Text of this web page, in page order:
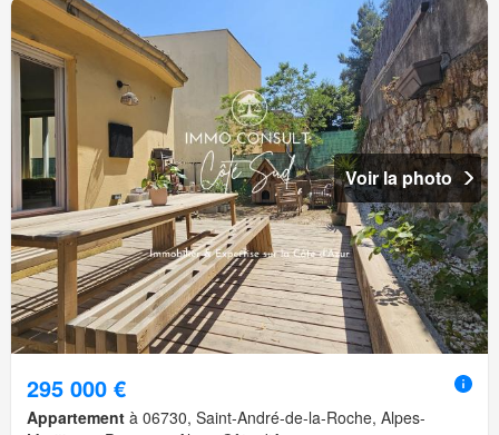
Voir la photo
295 000 €
Appartement à 06730, Saint-André-de-la-Roche, Alpes-